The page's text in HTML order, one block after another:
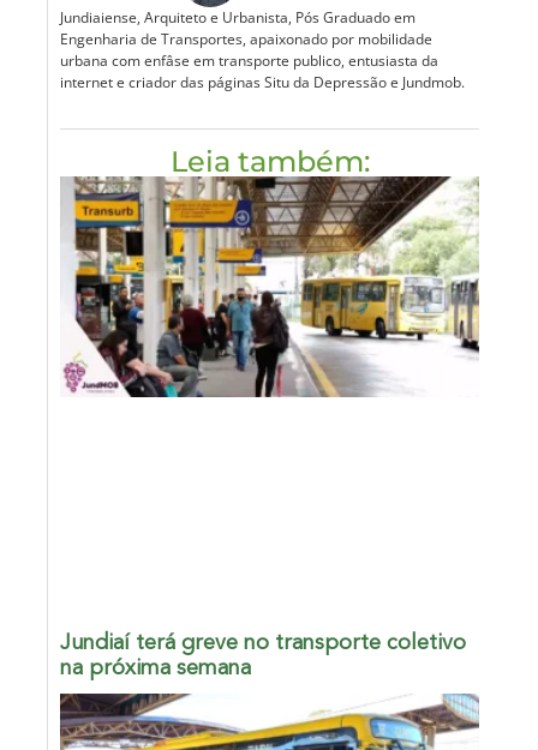
Jundiaiense, Arquiteto e Urbanista, Pós Graduado em
Engenharia de Transportes, apaixonado por mobilidade
urbana com enfâse em transporte publico, entusiasta da
internet e criador das páginas Situ da Depressão e Jundmob.
Leia também:
Jundiaí terá greve no transporte coletivo
na próxima semana